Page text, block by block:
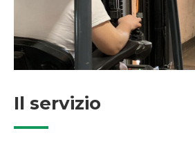
trasporto su pallet in italia
trasporti nazionali per aziende
trasporto estero per aziende
spedizione espresse per aziende
servizi di logistica per aziende
gestione logistica per le aziende
ritiro merci per conto terzi
Il servizio